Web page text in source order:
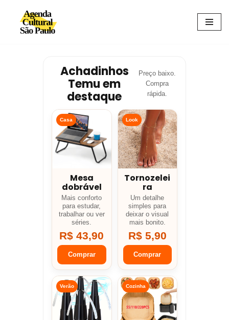
Avançar
Achadinhos
Temu em
destaque
Preço baixo.
Compra
rápida.
Casa
Mesa
dobrável
Mais conforto
para estudar,
trabalhar ou ver
séries.
R$ 43,90
Comprar
Look
Tornozelei
ra
Um detalhe
simples para
deixar o visual
mais bonito.
R$ 5,90
Comprar
Verão Cozinha